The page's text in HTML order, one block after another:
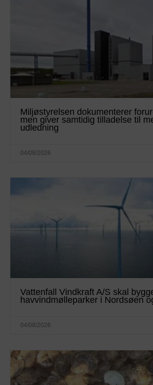
Miljøstyrelsen dokumenterer
men giver samtidig tilladelse til
udledning
04/08/2026
Vattenfall Vindkraft A/S skal
havvindmølleparker i Nordsøen
04/08/2026